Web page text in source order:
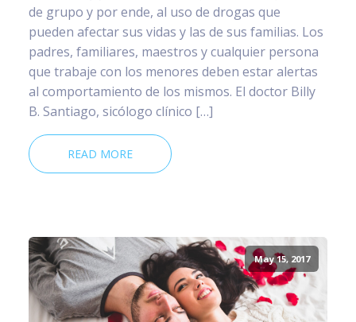
de grupo y por ende, al uso de drogas que
pueden afectar sus vidas y las de sus familias. Los
padres, familiares, maestros y cualquier persona
que trabaje con los menores deben estar alertas
al comportamiento de los mismos. El doctor Billy
B. Santiago, sicólogo clínico […]
READ MORE
May 15, 2017